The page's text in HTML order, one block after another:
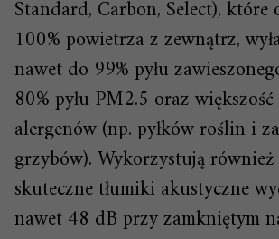
Standard, Carbon, Select), które
100% powietrza z zewnątrz,
nawet do 99% pyłu
80% pyłu PM2.5 oraz
alergenów (np. pyłków roślin i
grzybów). Wykorzystują
skuteczne tłumiki akustyczne
nawet 48 dB przy zamkniętym